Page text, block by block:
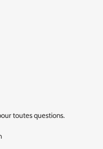
toutes questions.